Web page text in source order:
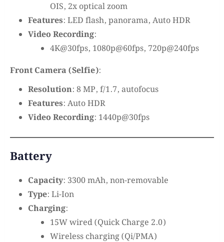
OIS, 2x optical zoom
Features: LED flash, panorama, Auto HDR
Video Recording:
4K@30fps, 1080p@60fps, 720p@240fps
Front Camera (Selfie):
Resolution: 8 MP, f/1.7, autofocus
Features: Auto HDR
Video Recording: 1440p@30fps
Battery
Capacity: 3300 mAh, non-removable
Type: Li-Ion
Charging:
15W wired (Quick Charge 2.0)
Wireless charging (Qi/PMA)